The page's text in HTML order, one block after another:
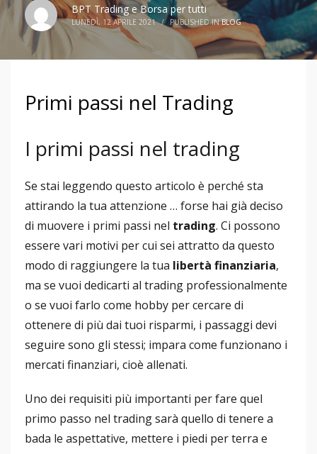
BPT Trading e Borsa per tutti
LUNEDÌ, 12 APRILE 2021 / PUBLISHED INBLOG
Primi passi nel Trading
I primi passi nel trading
Se stai leggendo questo articolo è perché sta
attirando la tua attenzione … forse hai già deciso
di muovere i primi passi nel trading. Ci possono
essere vari motivi per cui sei attratto da questo
modo di raggiungere la tua libertà finanziaria,
ma se vuoi dedicarti al trading professionalmente
o se vuoi farlo come hobby per cercare di
ottenere di più dai tuoi risparmi, i passaggi devi
seguire sono gli stessi; impara come funzionano i
mercati finanziari, cioè allenati.
Uno dei requisiti più importanti per fare quel
primo passo nel trading sarà quello di tenere a
bada le aspettative, mettere i piedi per terra e